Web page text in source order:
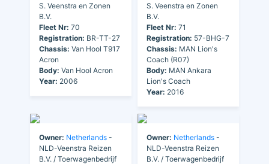
S. Veenstra en Zonen
B.V.
Fleet Nr: 70
Registration: BR-TT-27
Chassis: Van Hool T917
Acron
Body: Van Hool Acron
Year: 2006
S. Veenstra en Zonen
B.V.
Fleet Nr: 71
Registration: 57-BHG-7
Chassis: MAN Lion's
Coach (R07)
Body: MAN Ankara
Lion's Coach
Year: 2016
Owner: Netherlands -
NLD-Veenstra Reizen
B.V. / Toerwagenbedrijf
Owner: Netherlands -
NLD-Veenstra Reizen
B.V. / Toerwagenbedrijf